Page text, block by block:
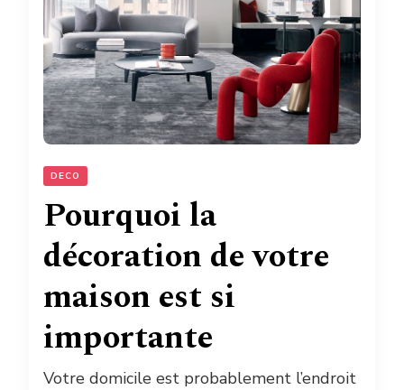
DECO
Pourquoi la
décoration de votre
maison est si
importante
Votre domicile est probablement l’endroit